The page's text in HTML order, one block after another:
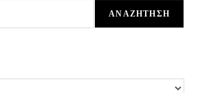
ΑΝΑΖΉΤΗΣΗ